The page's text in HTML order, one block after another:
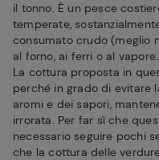
il tonno. È un pesce
temperate,
consumato crudo (meglio
al forno, ai ferri o al vapore.
La cottura proposta in
perché in grado di evitare
aromi e dei sapori,
irrorata. Per far sì che
necessario seguire pochi
che la cottura delle